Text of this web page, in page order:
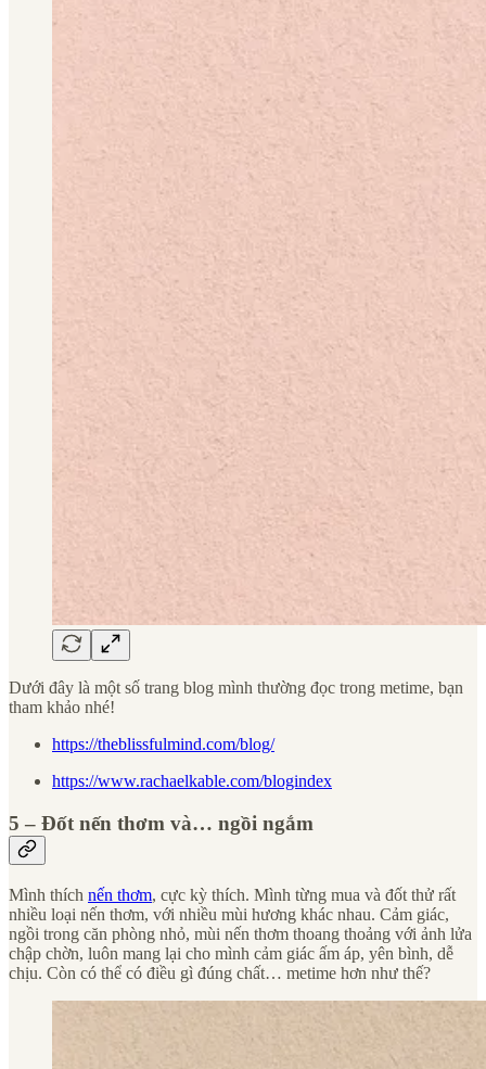
Dưới đây là một số trang blog mình thường đọc trong metime, bạn
tham khảo nhé!
https://theblissfulmind.com/blog/
https://www.rachaelkable.com/blogindex
5 – Đốt nến thơm và… ngồi ngắm
Mình thích nến thơm, cực kỳ thích. Mình từng mua và đốt thử rất
nhiều loại nến thơm, với nhiều mùi hương khác nhau. Cảm giác,
ngồi trong căn phòng nhỏ, mùi nến thơm thoang thoảng với ảnh lửa
chập chờn, luôn mang lại cho mình cảm giác ấm áp, yên bình, dễ
chịu. Còn có thể có điều gì đúng chất… metime hơn như thế?